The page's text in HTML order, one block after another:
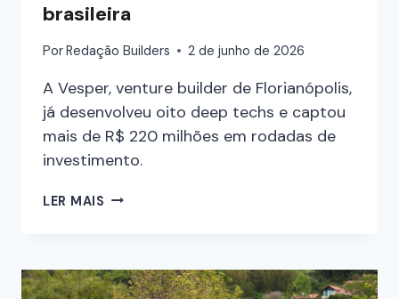
brasileira
PorRedação Builders 2 de junho de 2026
A Vesper, venture builder de Florianópolis,
já desenvolveu oito deep techs e captou
mais de R$ 220 milhões em rodadas de
investimento.
LER MAIS